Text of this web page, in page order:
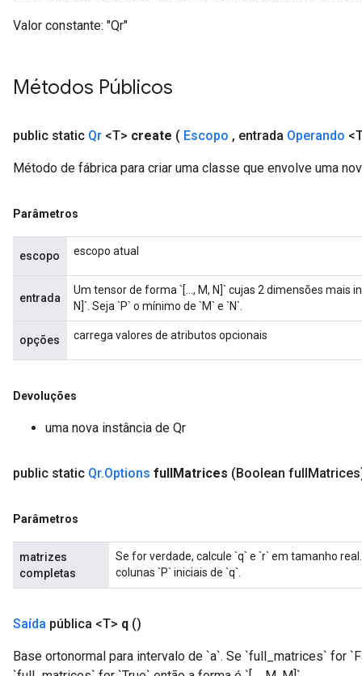
Valor constante: "Qr"
Métodos Públicos
public static Qr <T> create ( Escopo , entrada Operando
Método de fábrica para criar uma classe que envolve uma
Parâmetros
escopo escopo atual
entrada
Um tensor de forma `[..., M, N]` cujas 2 dimensões
N]`. Seja `P` o mínimo de `M` e `N`.
opções carrega valores de atributos opcionais
Devoluções
uma nova instância de Qr
public static Qr.Options fullMatrices (Boolean full
Parâmetros
matrizes
completas
Se for verdade, calcule `q` e `r` em tamanho
colunas `P` iniciais de `q`.
Saída pública <T> q ()
Base ortonormal para intervalo de `a`. Se `full_matrices` for